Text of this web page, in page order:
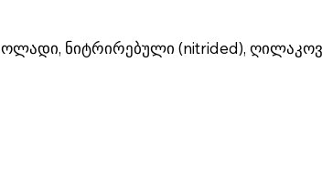
ფოლადი, ნიტრირებული (nitrided),